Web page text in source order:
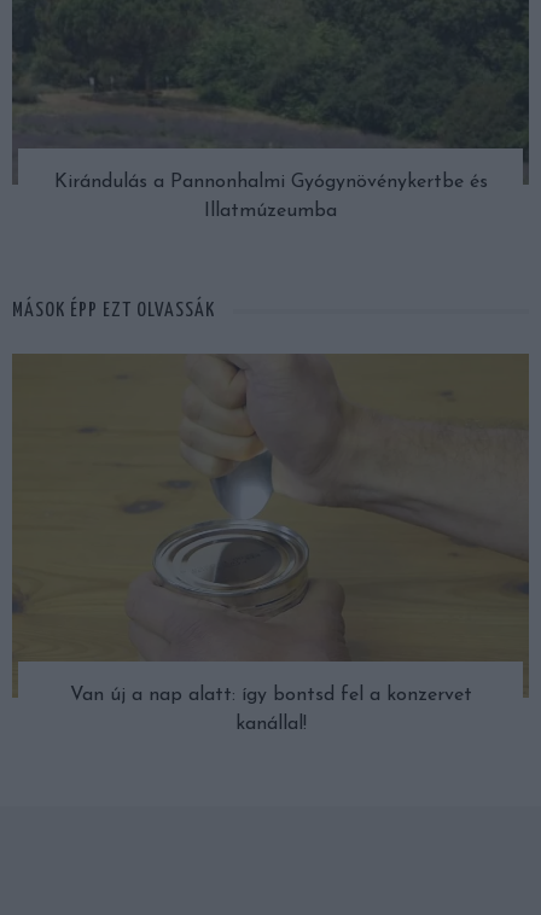
Kirándulás a Pannonhalmi Gyógynövénykertbe és
Illatmúzeumba
MÁSOK ÉPP EZT OLVASSÁK
Van új a nap alatt: így bontsd fel a konzervet
kanállal!